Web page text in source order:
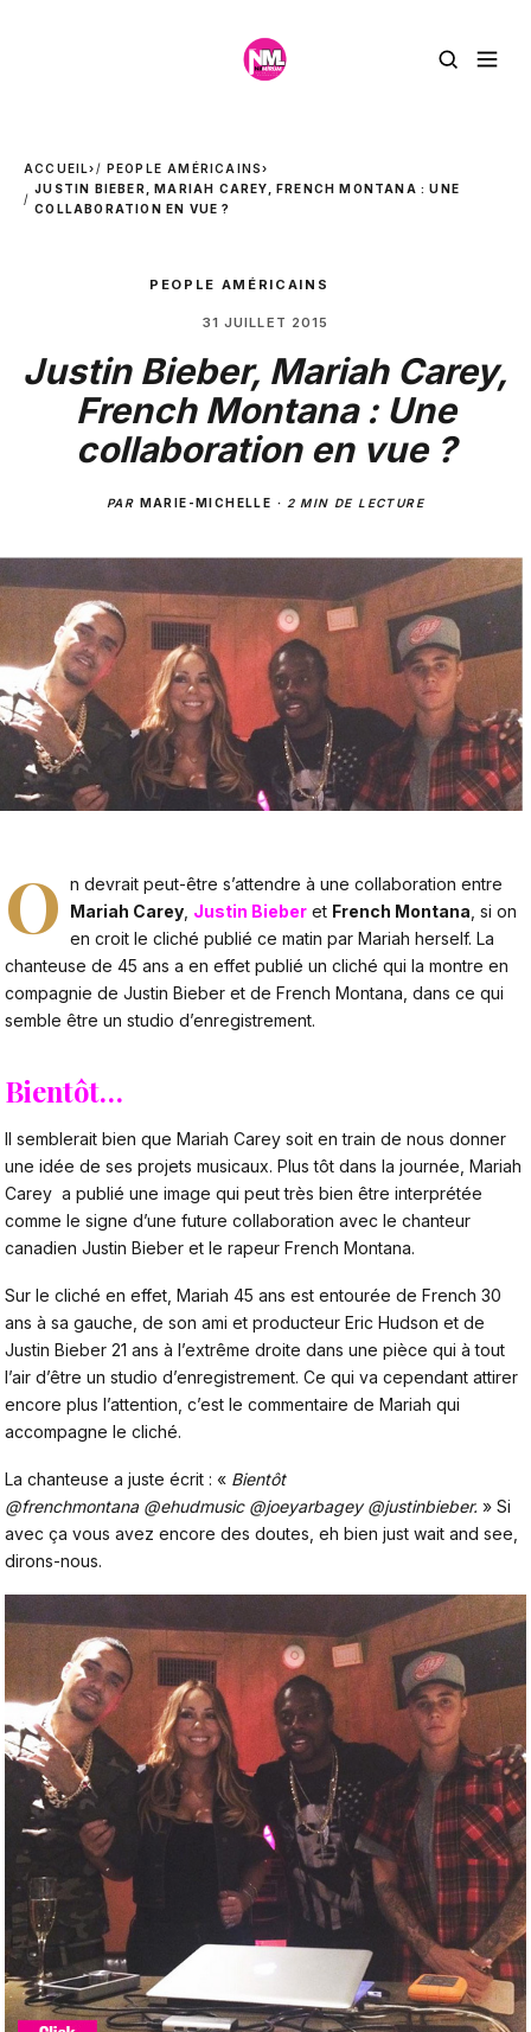
ACCUEIL› PEOPLE AMÉRICAINS›
JUSTIN BIEBER, MARIAH CAREY, FRENCH MONTANA : UNE
COLLABORATION EN VUE ?
PEOPLE AMÉRICAINS
31 JUILLET 2015
Justin Bieber, Mariah Carey,
French Montana : Une
collaboration en vue ?
PAR MARIE-MICHELLE · 2 MIN DE LECTURE
O n devrait peut-être s’attendre à une collaboration entre
Mariah Carey Justin Bieber et French Montana , si on
en croit le cliché publié ce matin par Mariah herself. La
chanteuse de 45 ans a en effet publié un cliché qui la montre en
compagnie de Justin Bieber et de French Montana, dans ce qui
semble être un studio d’enregistrement.
Bientôt…
Il semblerait bien que Mariah Carey soit en train de nous donner
une idée de ses projets musicaux. Plus tôt dans la journée, Mariah
Carey a publié une image qui peut très bien être interprétée
comme le signe d’une future collaboration avec le chanteur
canadien Justin Bieber et le rapeur French Montana.
Sur le cliché en effet, Mariah 45 ans est entourée de French 30
ans à sa gauche, de son ami et producteur Eric Hudson et de
Justin Bieber 21 ans à l’extrême droite dans une pièce qui à tout
l’air d’être un studio d’enregistrement. Ce qui va cependant attirer
encore plus l’attention, c’est le commentaire de Mariah qui
accompagne le cliché.
La chanteuse a juste écrit : « Bientôt
@frenchmontana @ehudmusic @joeyarbagey @justinbieber. » Si
avec ça vous avez encore des doutes, eh bien just wait and see,
dirons-nous.